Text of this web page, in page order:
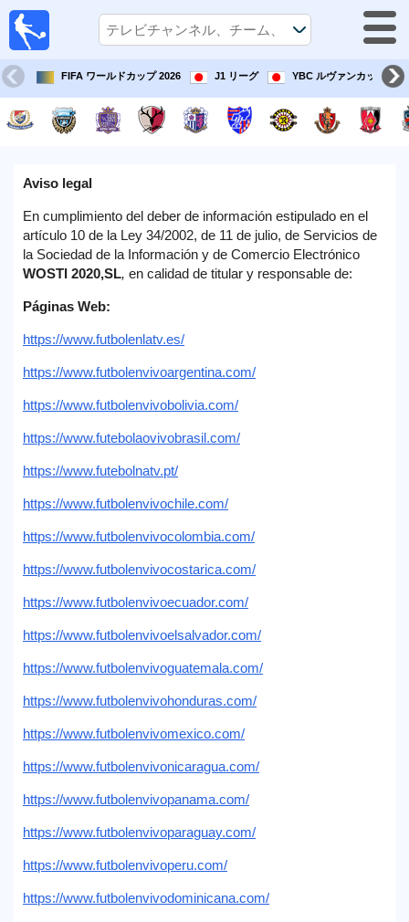
FIFA ワールドカップ 2026 J1 リーグ YBC ルヴァンカップ
Aviso legal
En cumplimiento del deber de información estipulado en el
artículo 10 de la Ley 34/2002, de 11 de julio, de Servicios de
la Sociedad de la Información y de Comercio Electrónico
WOSTI 2020,SL, en calidad de titular y responsable de:
Páginas Web:
https://www.futbolenlatv.es/
https://www.futbolenvivoargentina.com/
https://www.futbolenvivobolivia.com/
https://www.futebolaovivobrasil.com/
https://www.futebolnatv.pt/
https://www.futbolenvivochile.com/
https://www.futbolenvivocolombia.com/
https://www.futbolenvivocostarica.com/
https://www.futbolenvivoecuador.com/
https://www.futbolenvivoelsalvador.com/
https://www.futbolenvivoguatemala.com/
https://www.futbolenvivohonduras.com/
https://www.futbolenvivomexico.com/
https://www.futbolenvivonicaragua.com/
https://www.futbolenvivopanama.com/
https://www.futbolenvivoparaguay.com/
https://www.futbolenvivoperu.com/
https://www.futbolenvivodominicana.com/
カ
ー。
テレ
ビ放
合ガ
イド
今
後
の
試
チ
ム
会
レ
ビ
ャ
ネ
ル
ニ
ュ
ス
ィ
ェ
ッ